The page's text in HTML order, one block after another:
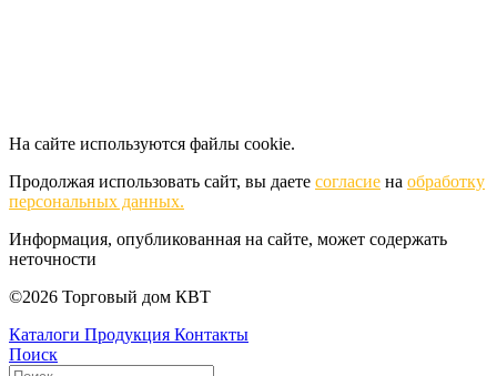
На сайте используются файлы cookie.
Продолжая использовать сайт, вы даете согласие на обработку
персональных данных.
Информация, опубликованная на сайте, может содержать
неточности
©2026 Торговый дом КВТ
Каталоги Продукция Контакты
Поиск